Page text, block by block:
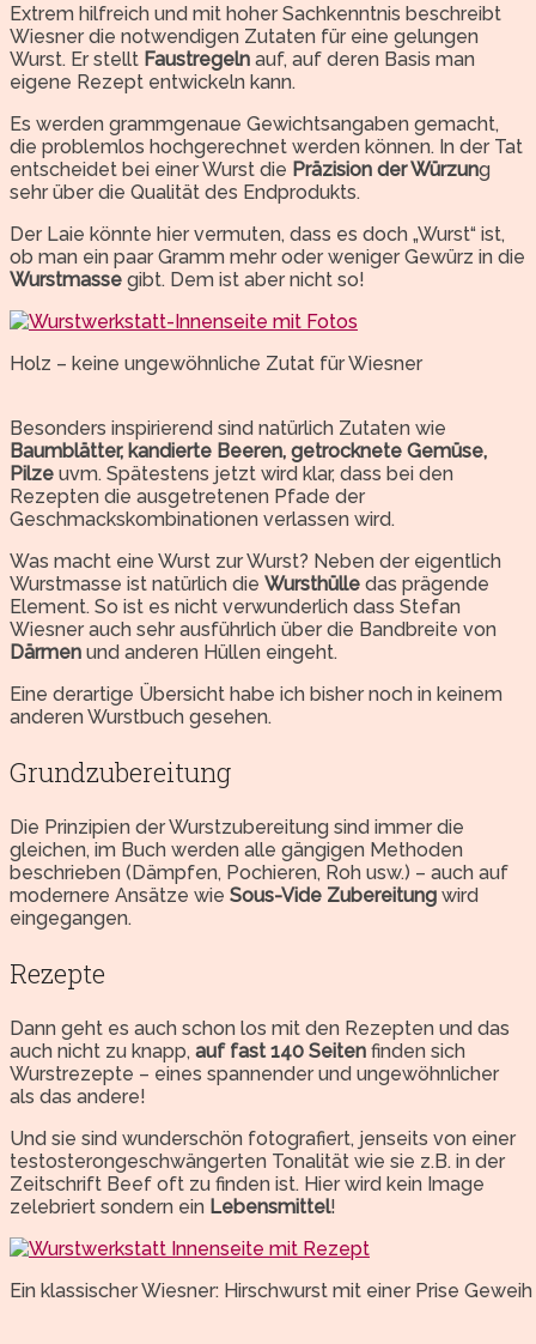
Extrem hilfreich und mit hoher Sachkenntnis beschreibt
Wiesner die notwendigen Zutaten für eine gelungen
Wurst. Er stellt Faustregeln auf, auf deren Basis man
eigene Rezept entwickeln kann.
Es werden grammgenaue Gewichtsangaben gemacht,
die problemlos hochgerechnet werden können. In der Tat
entscheidet bei einer Wurst die Präzision der Würzung
sehr über die Qualität des Endprodukts.
Der Laie könnte hier vermuten, dass es doch „Wurst“ ist,
ob man ein paar Gramm mehr oder weniger Gewürz in die
Wurstmasse gibt. Dem ist aber nicht so!
Holz – keine ungewöhnliche Zutat für Wiesner
Besonders inspirierend sind natürlich Zutaten wie
Baumblätter, kandierte Beeren, getrocknete Gemüse,
Pilze uvm. Spätestens jetzt wird klar, dass bei den
Rezepten die ausgetretenen Pfade der
Geschmackskombinationen verlassen wird.
Was macht eine Wurst zur Wurst? Neben der eigentlich
Wurstmasse ist natürlich die Wursthülle das prägende
Element. So ist es nicht verwunderlich dass Stefan
Wiesner auch sehr ausführlich über die Bandbreite von
Därmen und anderen Hüllen eingeht.
Eine derartige Übersicht habe ich bisher noch in keinem
anderen Wurstbuch gesehen.
Grundzubereitung
Die Prinzipien der Wurstzubereitung sind immer die
gleichen, im Buch werden alle gängigen Methoden
beschrieben (Dämpfen, Pochieren, Roh usw.) – auch auf
modernere Ansätze wie Sous-Vide Zubereitung wird
eingegangen.
Rezepte
Dann geht es auch schon los mit den Rezepten und das
auch nicht zu knapp, auf fast 140 Seiten finden sich
Wurstrezepte – eines spannender und ungewöhnlicher
als das andere!
Und sie sind wunderschön fotografiert, jenseits von einer
testosterongeschwängerten Tonalität wie sie z.B. in der
Zeitschrift Beef oft zu finden ist. Hier wird kein Image
zelebriert sondern ein Lebensmittel!
Ein klassischer Wiesner: Hirschwurst mit einer Prise Geweih